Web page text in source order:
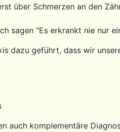
über Schmerzen an den
sagen "Es erkrankt nie nur
dazu geführt, dass wir
auch komplementäre